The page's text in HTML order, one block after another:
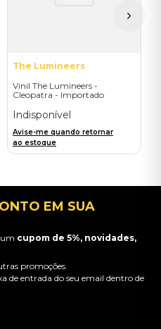
The Lumineers
Vinil The Lumineers -
Cleopatra - Importado
Indisponível
Avise-me quando retornar
ao estoque
EM SUA
um cupom de 5%, novidades,
promoções.
de entrada do seu email dentro de